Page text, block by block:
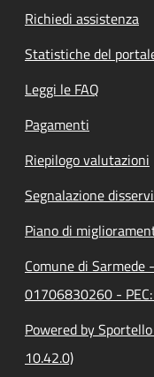
Richiedi assistenza
Statistiche del
Leggi le FAQ
Pagamenti
Riepilogo valutazioni
Segnalazione
Piano di
Comune di
01706830260 -
Powered by
10.42.0)